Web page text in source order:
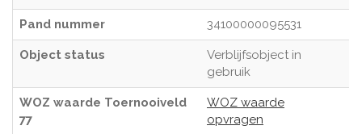
Pand nummer 34100000095531
Object status
Verblijfsobject in
gebruik
WOZ waarde Toernooiveld
77
WOZ waarde
opvragen